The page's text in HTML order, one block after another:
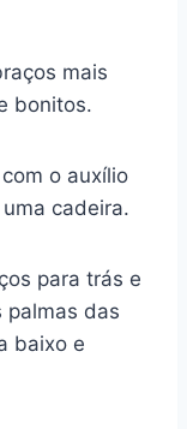
mais
bonitos.
o auxílio
cadeira.
para trás e
palmas das
baixo e